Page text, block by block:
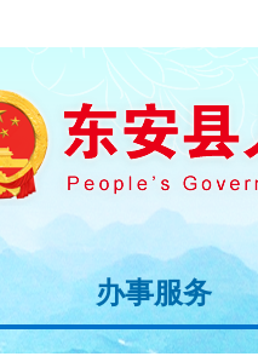
办事服务